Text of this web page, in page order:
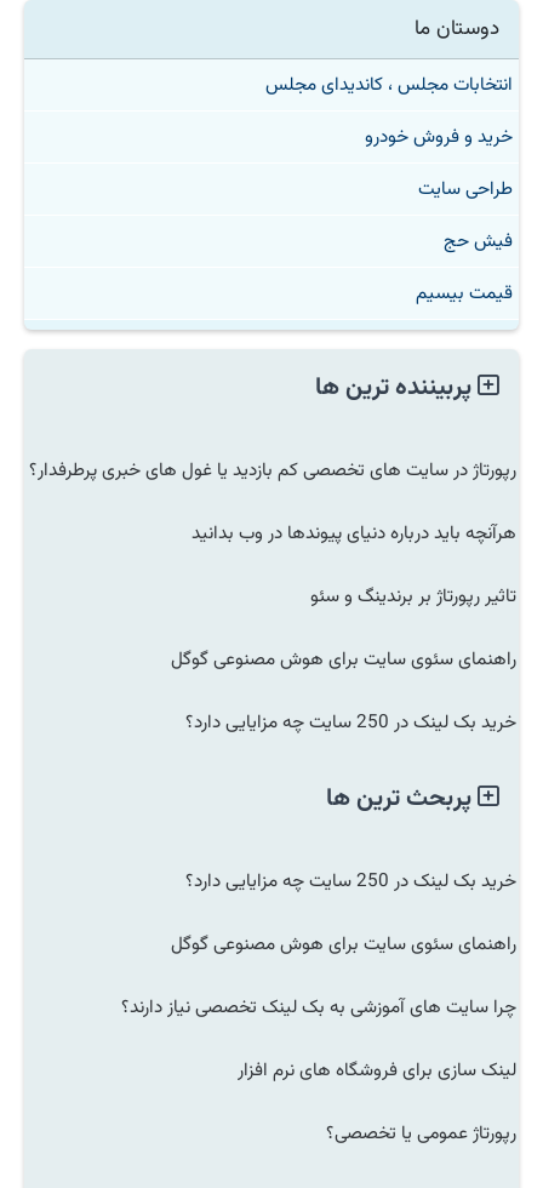
دوستان ما
انتخابات مجلس ، کاندیدای مجلس
خرید و فروش خودرو
طراحی سایت
فیش حج
قیمت بیسیم
پربیننده ترین ها
رپورتاژ در سایت های تخصصی کم بازدید یا غول های خبری پرطرفدار؟
هرآنچه باید درباره دنیای پیوندها در وب بدانید
تاثیر رپورتاژ بر برندینگ و سئو
راهنمای سئوی سایت برای هوش مصنوعی گوگل
خرید بک لینک در 250 سایت چه مزایایی دارد؟
پربحث ترین ها
خرید بک لینک در 250 سایت چه مزایایی دارد؟
راهنمای سئوی سایت برای هوش مصنوعی گوگل
چرا سایت های آموزشی به بک لینک تخصصی نیاز دارند؟
لینک سازی برای فروشگاه های نرم افزار
رپورتاژ عمومی یا تخصصی؟